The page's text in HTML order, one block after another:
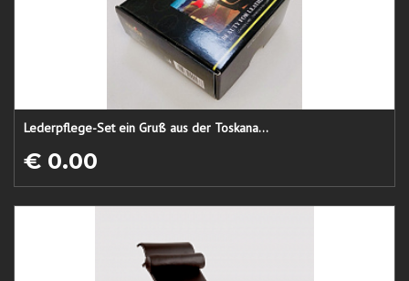
Lederpflege-Set ein Gruß aus der Toskana...
€ 0.00